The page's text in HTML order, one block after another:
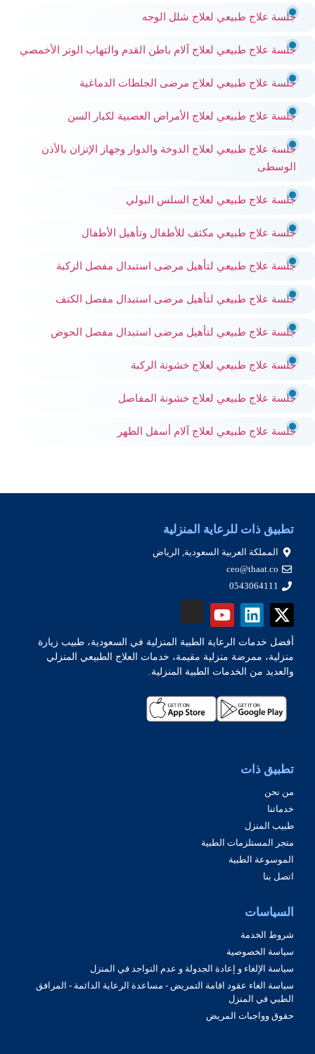
جلسة علاج طبيعي لعلاج شلل الوجه
جلسة علاج طبيعي لعلاج آلام باطن القدم والتهاب الوتر الأخمصي
جلسة علاج طبيعي لعلاج مرضى الجلطات الدماغية
جلسة علاج طبيعي لعلاج الأمراض العصبية لكبار السن
جلسة علاج طبيعي لعلاج الدوخة والدوار وجهاز الإتزان بالأذن
الوسطى
جلسة علاج طبيعي لعلاج السلس البولي
جلسة علاج طبيعي مكثف للأطفال وتأهيل الأطفال
جلسة علاج طبيعي لتأهيل مرضى استبدال مفصل الركبة
جلسة علاج طبيعي لتأهيل مرضى استبدال مفصل الكتف
جلسة علاج طبيعي لتأهيل مرضى استبدال مفصل الحوض
جلسة علاج طبيعي لعلاج خشونة الركبة
جلسة علاج طبيعي لعلاج خشونة المفاصل
جلسة علاج طبيعي لعلاج آلام أسفل الظهر
تطبيق ذات للرعاية المنزلية
المملكة العربية السعودية, الرياض
ceo@thaat.co
0543064111
أفضل خدمات الرعاية الطبية المنزلية في السعودية، طبيب زيارة
منزلية، ممرضة منزلية مقيمة، خدمات العلاج الطبيعي المنزلي
والعديد من الخدمات الطبية المنزلية.
تطبيق ذات
من نحن
خدماتنا
طبيب المنزل
متجر المستلزمات الطبية
الموسوعة الطبية
اتصل بنا
السياسات
شروط الخدمة
سياسة الخصوصية
سياسة الإلغاء و إعادة الجدولة و عدم التواجد في المنزل
سياسة الغاء عقود اقامة التمريض - مساعدة الرعاية الدائمة - المرافق
الطبي في المنزل
حقوق وواجبات المريض